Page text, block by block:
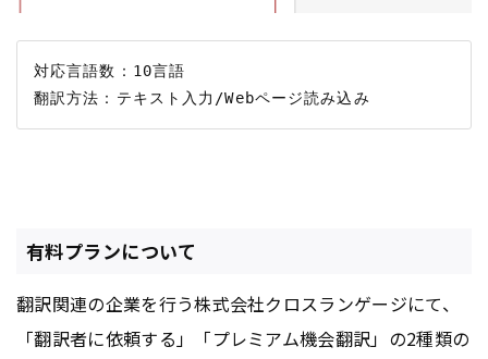
対応言語数：10言語
有料プランについて
翻訳関連の企業を行う株式会社クロスランゲージにて、
「翻訳者に依頼する」「プレミアム機会翻訳」の2種類の